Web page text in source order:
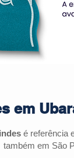
em
é referência
em São